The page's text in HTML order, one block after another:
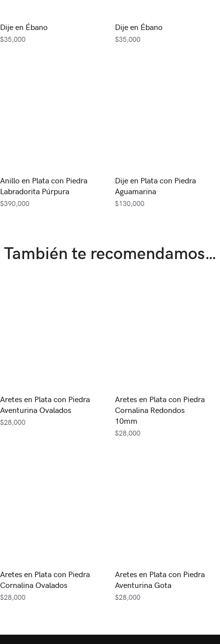
Dije en Ébano
$35,000
Dije en Ébano
$35,000
Anillo en Plata con Piedra
Labradorita Púrpura
$390,000
Dije en Plata con Piedra
Aguamarina
$130,000
También te recomendamos…
Aretes en Plata con Piedra
Aventurina Ovalados
$28,000
Aretes en Plata con Piedra
Cornalina Redondos
10mm
$28,000
Aretes en Plata con Piedra
Cornalina Ovalados
$28,000
Aretes en Plata con Piedra
Aventurina Gota
$28,000